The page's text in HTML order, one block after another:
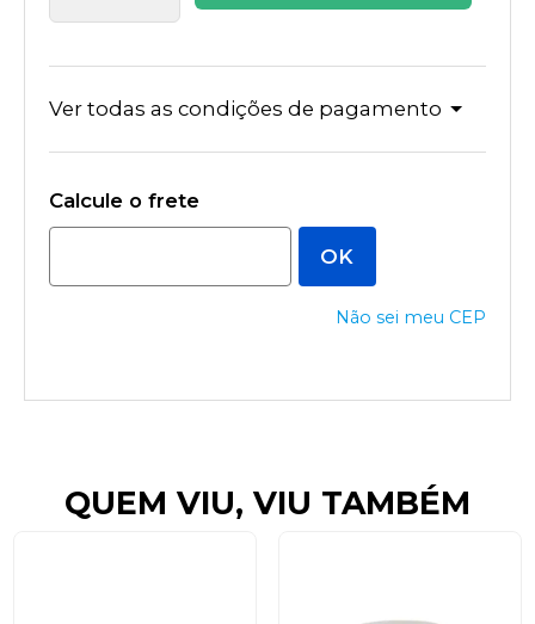
Ver todas as condições de pagamento
Não sei meu CEP
QUEM VIU, VIU TAMBÉM